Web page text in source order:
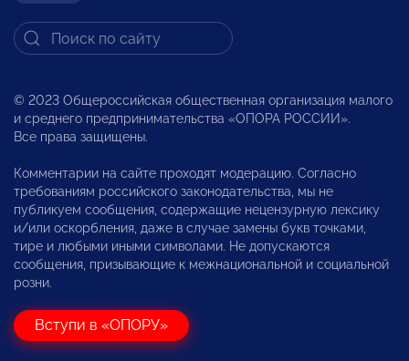
© 2023 Общероссийская общественная организация малого
и среднего предпринимательства «ОПОРА РОССИИ».
Все права защищены.
Комментарии на сайте проходят модерацию. Согласно
требованиям российского законодательства, мы не
публикуем сообщения, содержащие нецензурную лексику
и/или оскорбления, даже в случае замены букв точками,
тире и любыми иными символами. Не допускаются
сообщения, призывающие к межнациональной и социальной
розни.
Вступи в «ОПОРУ»